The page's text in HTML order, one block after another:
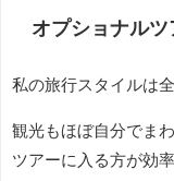
オプショナルツ
私の旅行スタイルは
観光もほぼ自分でま
ツアーに入る方が効率